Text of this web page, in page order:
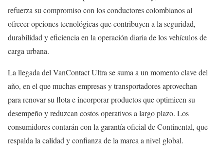
refuerza su compromiso con los conductores colombianos al
ofrecer opciones tecnológicas que contribuyen a la seguridad,
durabilidad y eficiencia en la operación diaria de los vehículos de
carga urbana.
La llegada del VanContact Ultra se suma a un momento clave del
año, en el que muchas empresas y transportadores aprovechan
para renovar su flota e incorporar productos que optimicen su
desempeño y reduzcan costos operativos a largo plazo. Los
consumidores contarán con la garantía oficial de Continental, que
respalda la calidad y confianza de la marca a nivel global.